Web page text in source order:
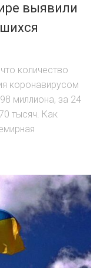
выявили
количество
коронавирусом
миллиона, за 24
тысяч. Как